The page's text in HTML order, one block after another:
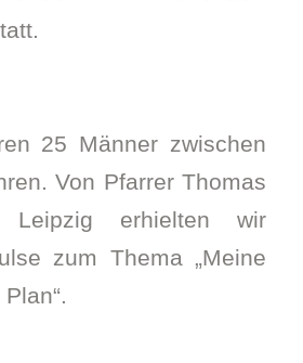
25 Männer zwischen
Von Pfarrer Thomas
Leipzig erhielten wir
zum Thema „Meine